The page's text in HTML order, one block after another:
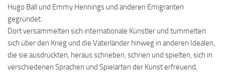
Hugo Ball und Emmy Hennings und anderen Emigranten
gegründet.
Dort versammelten sich internationale Künstler und tummelten
sich über den Krieg und die Vaterländer hinweg in anderen Idealen,
die sie ausdrückten, heraus schrieben, schrien und spielten, sich in
verschiedenen Sprachen und Spielarten der Kunst erfreuend,